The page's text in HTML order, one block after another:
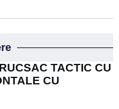
TACTIC CU
CU